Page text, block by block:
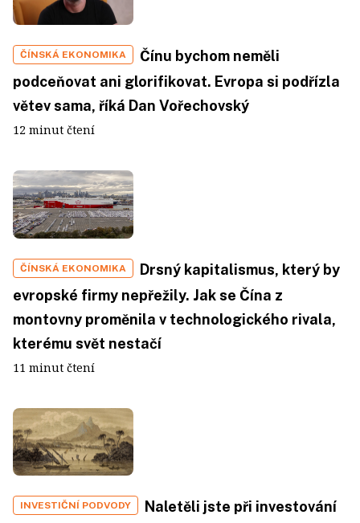
ČÍNSKÁ EKONOMIKA
Čínu bychom neměli
podceňovat ani glorifikovat. Evropa si podřízla
větev sama, říká Dan Vořechovský
12 minut čtení
ČÍNSKÁ EKONOMIKA
Drsný kapitalismus, který by
evropské firmy nepřežily. Jak se Čína z
montovny proměnila v technologického rivala,
kterému svět nestačí
11 minut čtení
INVESTIČNÍ PODVODY
Naletěli jste při investování